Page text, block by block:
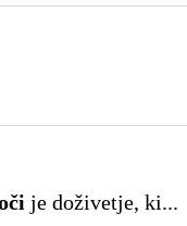
je doživetje, ki...